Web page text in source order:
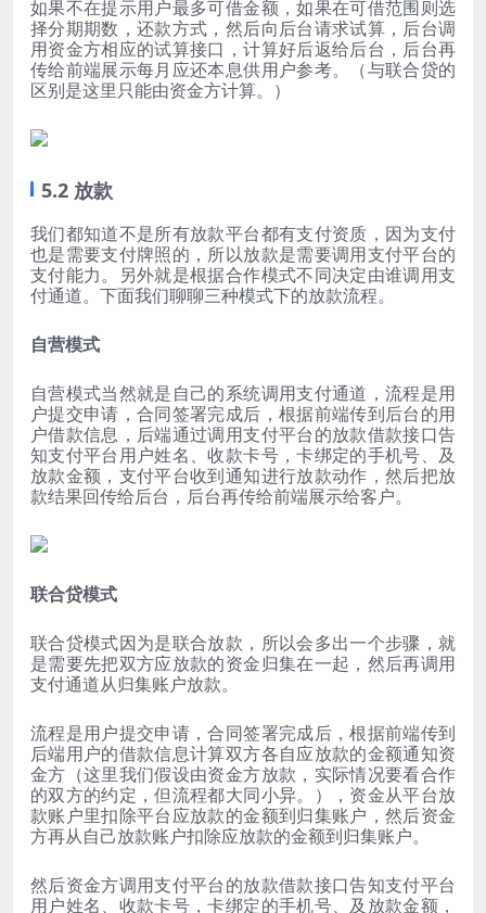
如果不在提示用户最多可借金额，如果在可借范围则选
择分期期数，还款方式，然后向后台请求试算，后台调
用资金方相应的试算接口，计算好后返给后台，后台再
传给前端展示每月应还本息供用户参考。（与联合贷的
区别是这里只能由资金方计算。）
5.2 放款
我们都知道不是所有放款平台都有支付资质，因为支付
也是需要支付牌照的，所以放款是需要调用支付平台的
支付能力。另外就是根据合作模式不同决定由谁调用支
付通道。下面我们聊聊三种模式下的放款流程。
自营模式
自营模式当然就是自己的系统调用支付通道，流程是用
户提交申请，合同签署完成后，根据前端传到后台的用
户借款信息，后端通过调用支付平台的放款借款接口告
知支付平台用户姓名、收款卡号，卡绑定的手机号、及
放款金额，支付平台收到通知进行放款动作，然后把放
款结果回传给后台，后台再传给前端展示给客户。
联合贷模式
联合贷模式因为是联合放款，所以会多出一个步骤，就
是需要先把双方应放款的资金归集在一起，然后再调用
支付通道从归集账户放款。
流程是用户提交申请，合同签署完成后，根据前端传到
后端用户的借款信息计算双方各自应放款的金额通知资
金方（这里我们假设由资金方放款，实际情况要看合作
的双方的约定，但流程都大同小异。），资金从平台放
款账户里扣除平台应放款的金额到归集账户，然后资金
方再从自己放款账户扣除应放款的金额到归集账户。
然后资金方调用支付平台的放款借款接口告知支付平台
用户姓名、收款卡号，卡绑定的手机号、及放款金额，